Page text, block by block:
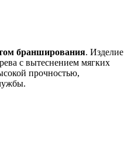
бранширования. Изделие
с вытеснением мягких
прочностью,